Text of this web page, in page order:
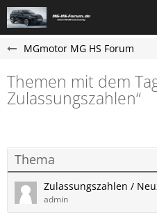
MGmotor MG HS Forum
Themen mit dem
Zulassungszahlen“
Thema
Zulassungszahlen /
admin